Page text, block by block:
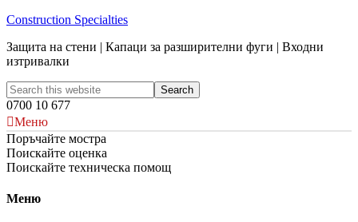
Construction Specialties
Защита на стени | Капаци за разширителни фуги | Входни
изтривалки
0700 10 677
Меню
Поръчайте мостра
Поискайте оценка
Поискайте техническа помощ
Меню